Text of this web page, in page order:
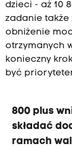
dzieci - aż 10
zadanie także
obniżenie
otrzymanych
konieczny
być
800 plus
składać
ramach